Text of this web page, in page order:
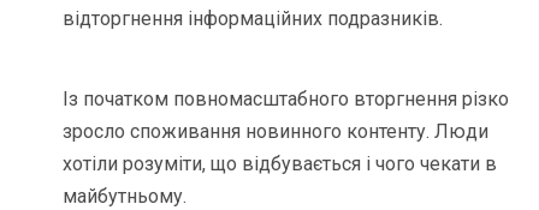
відторгнення інформаційних подразників.
Із початком повномасштабного вторгнення різко
зросло споживання новинного контенту. Люди
хотіли розуміти, що відбувається і чого чекати в
майбутньому.